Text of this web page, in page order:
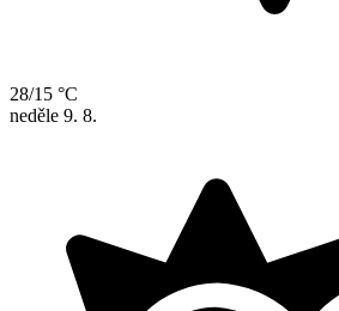
28/15 °C
neděle 9. 8.